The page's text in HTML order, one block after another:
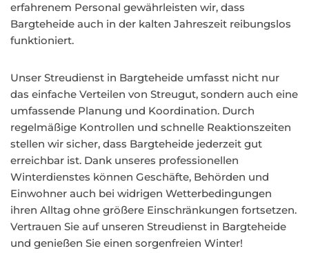
erfahrenem Personal gewährleisten wir, dass
Bargteheide auch in der kalten Jahreszeit reibungslos
funktioniert.
Unser Streudienst in Bargteheide umfasst nicht nur
das einfache Verteilen von Streugut, sondern auch eine
umfassende Planung und Koordination. Durch
regelmäßige Kontrollen und schnelle Reaktionszeiten
stellen wir sicher, dass Bargteheide jederzeit gut
erreichbar ist. Dank unseres professionellen
Winterdienstes können Geschäfte, Behörden und
Einwohner auch bei widrigen Wetterbedingungen
ihren Alltag ohne größere Einschränkungen fortsetzen.
Vertrauen Sie auf unseren Streudienst in Bargteheide
und genießen Sie einen sorgenfreien Winter!